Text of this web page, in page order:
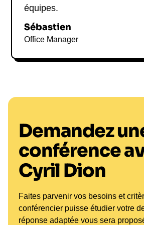
équipes.
Sébastien
Office Manager
Demandez
conférence
Cyril Dion
Faites parvenir vos besoins et
conférencier puisse étudier votre
réponse adaptée vous sera